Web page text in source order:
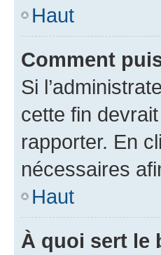
Haut
Comment
Si
cette fin
rapporter. En
nécessaires
Haut
À quoi sert le